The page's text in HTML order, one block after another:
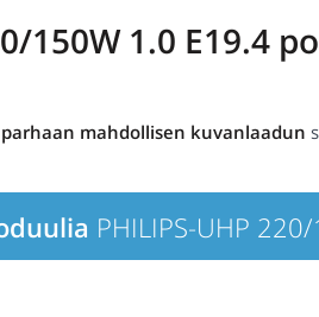
150W 1.0 E19.4
parhaan mahdollisen kuvanlaadun
PHILIPS-UHP